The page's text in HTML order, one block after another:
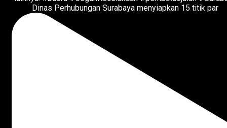
Dinas Perhubungan Surabaya menyiapkan 15 titik par